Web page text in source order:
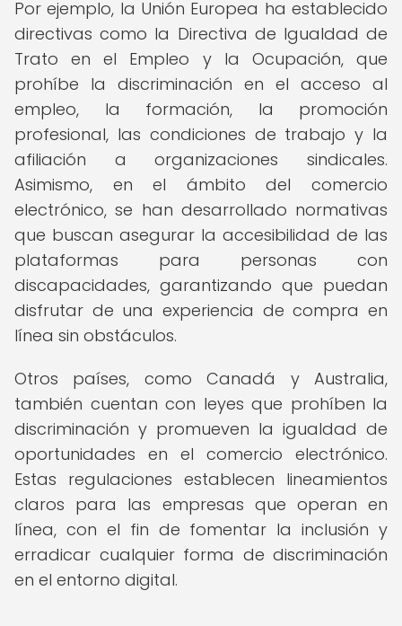
Por ejemplo, la Unión Europea ha establecido
directivas como la Directiva de Igualdad de
Trato en el Empleo y la Ocupación, que
prohíbe la discriminación en el acceso al
empleo, la formación, la promoción
profesional, las condiciones de trabajo y la
afiliación a organizaciones sindicales.
Asimismo, en el ámbito del comercio
electrónico, se han desarrollado normativas
que buscan asegurar la accesibilidad de las
plataformas para personas con
discapacidades, garantizando que puedan
disfrutar de una experiencia de compra en
línea sin obstáculos.
Otros países, como Canadá y Australia,
también cuentan con leyes que prohíben la
discriminación y promueven la igualdad de
oportunidades en el comercio electrónico.
Estas regulaciones establecen lineamientos
claros para las empresas que operan en
línea, con el fin de fomentar la inclusión y
erradicar cualquier forma de discriminación
en el entorno digital.